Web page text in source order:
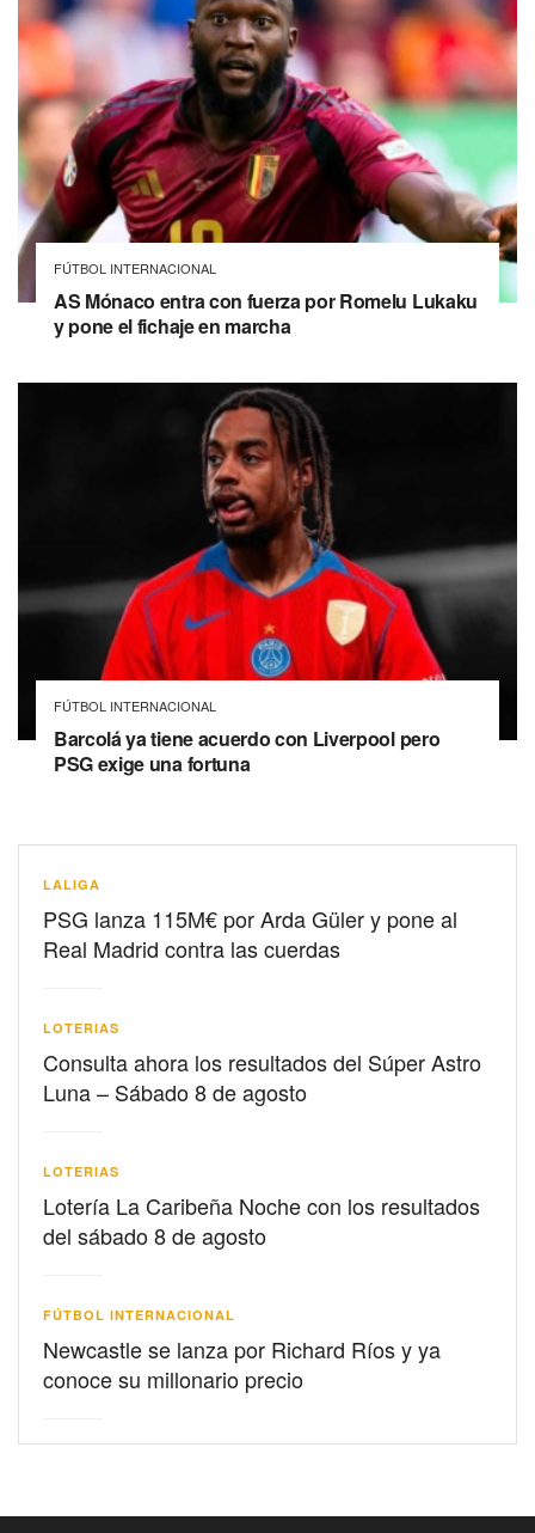
FÚTBOL INTERNACIONAL
AS Mónaco entra con fuerza por Romelu Lukaku
y pone el fichaje en marcha
FÚTBOL INTERNACIONAL
Barcolá ya tiene acuerdo con Liverpool pero
PSG exige una fortuna
LALIGA
PSG lanza 115M€ por Arda Güler y pone al
Real Madrid contra las cuerdas
LOTERIAS
Consulta ahora los resultados del Súper Astro
Luna – Sábado 8 de agosto
LOTERIAS
Lotería La Caribeña Noche con los resultados
del sábado 8 de agosto
FÚTBOL INTERNACIONAL
Newcastle se lanza por Richard Ríos y ya
conoce su millonario precio